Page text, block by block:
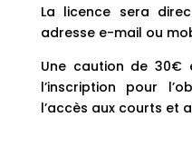
La licence sera
adresse e-mail ou
Une caution de
l’inscription pour
l’accès aux courts et